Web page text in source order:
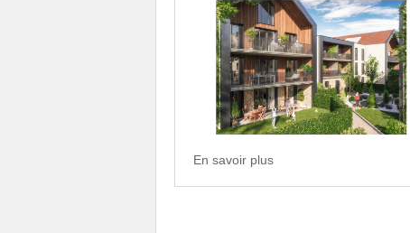
En savoir plus